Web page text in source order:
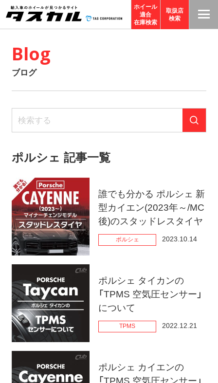
ホイール
適合
在庫検索
取扱店
検索
Blog
ブログ
ポルシェ 記事一覧
誰でも分かる ポルシェ 新
型カイエン(2023年～/MC
後)のスタッドレスタイヤ
ポルシェ 2023.10.14
ポルシェ タイカンの
「TPMS 空気圧センサー」
について
TPMS 2022.12.21
ポルシェ カイエンの
「TPMS 空気圧センサー」
T
R
サ
イ
ト
を